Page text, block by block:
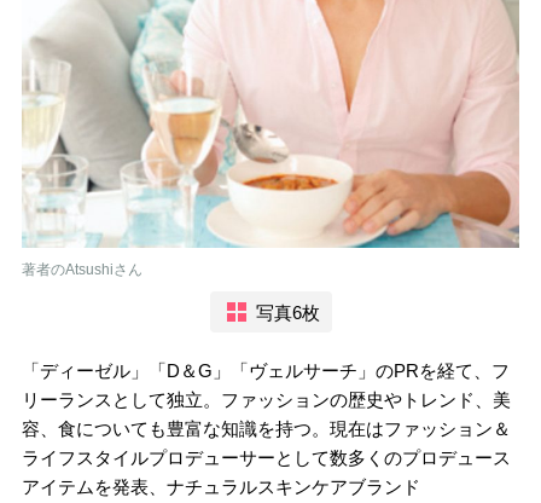
著者のAtsushiさん
写真6枚
「ディーゼル」「D＆G」「ヴェルサーチ」のPRを経て、フ
リーランスとして独立。ファッションの歴史やトレンド、美
容、食についても豊富な知識を持つ。現在はファッション＆
ライフスタイルプロデューサーとして数多くのプロデュース
アイテムを発表、ナチュラルスキンケアブランド